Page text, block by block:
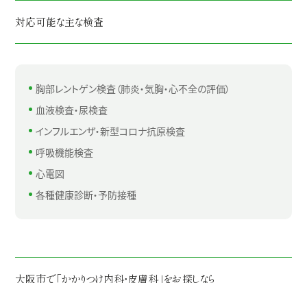
対応可能な主な検査
胸部レントゲン検査（肺炎・気胸・心不全の評価）
血液検査・尿検査
インフルエンザ・新型コロナ抗原検査
呼吸機能検査
心電図
各種健康診断・予防接種
大阪市で「かかりつけ内科・皮膚科」をお探しなら